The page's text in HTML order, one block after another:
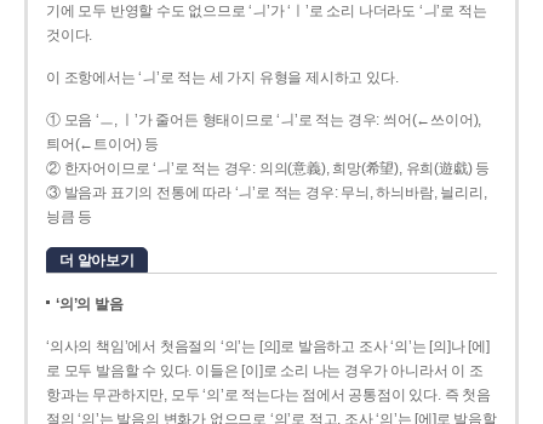
기에 모두 반영할 수도 없으므로 ‘ㅢ’가 ‘ㅣ’로 소리 나더라도 ‘ㅢ’로 적는
것이다.
이 조항에서는 ‘ㅢ’로 적는 세 가지 유형을 제시하고 있다.
① 모음 ‘ㅡ, ㅣ’가 줄어든 형태이므로 ‘ㅢ’로 적는 경우: 씌어(←쓰이어),
틔어(←트이어) 등
② 한자어이므로 ‘ㅢ’로 적는 경우: 의의(意義), 희망(希望), 유희(遊戱) 등
③ 발음과 표기의 전통에 따라 ‘ㅢ’로 적는 경우: 무늬, 하늬바람, 늴리리,
닁큼 등
더 알아보기
‘의’의 발음
‘의사의 책임’에서 첫음절의 ‘의’는 [의]로 발음하고 조사 ‘의’는 [의]나 [에]
로 모두 발음할 수 있다. 이들은 [이]로 소리 나는 경우가 아니라서 이 조
항과는 무관하지만, 모두 ‘의’로 적는다는 점에서 공통점이 있다. 즉 첫음
절의 ‘의’는 발음의 변화가 없으므로 ‘의’로 적고, 조사 ‘의’는 [에]로 발음할